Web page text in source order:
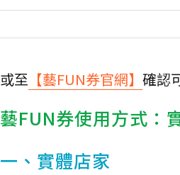
或至 【藝FUN券官網】 確認
藝FUN券使用方式：
一、實體店家